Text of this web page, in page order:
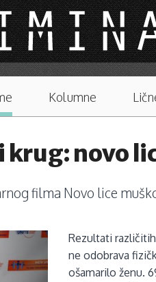
Kolumne
novo
filma Novo lice
Rezultati
ne odobrava
ošamarilo ženu.